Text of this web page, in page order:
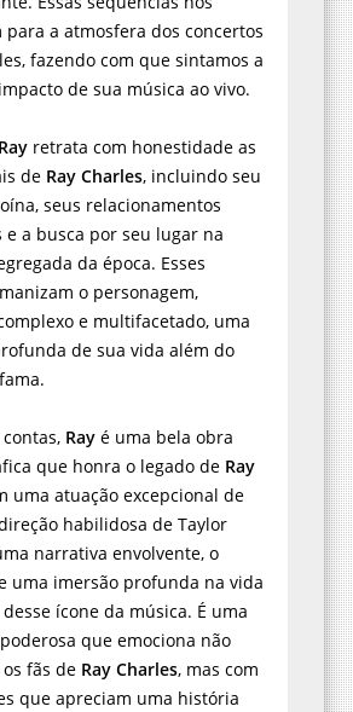
a atmosfera dos concertos
fazendo com que sintamos a
de sua música ao vivo.
Ray retrata com honestidade as
de Ray Charles, incluindo seu
seus relacionamentos
e a busca por seu lugar na
da época. Esses
o personagem,
e multifacetado, uma
de sua vida além do
Ray é uma bela obra
que honra o legado de Ray
uma atuação excepcional de
habilidosa de Taylor
narrativa envolvente, o
uma imersão profunda na vida
ícone da música. É uma
que emociona não
fãs de Ray Charles, mas com
que apreciam uma história